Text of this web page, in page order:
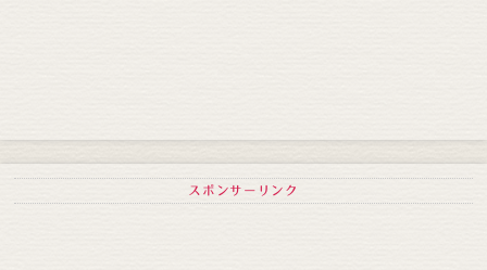
スポンサーリンク